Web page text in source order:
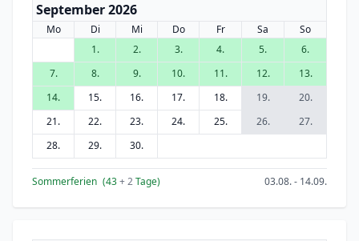
September 2026
Mo Di Mi Do Fr Sa
So
1.
2. 3. 4. 5.
6.
7.
8. 9. 10. 11. 12.
13.
14.
15. 16. 17. 18. 19.
20.
21.
22. 23. 24. 25. 26.
27.
28.
29. 30.
Sommerferien (43+ 2Tage) 03.08. - 14.09.